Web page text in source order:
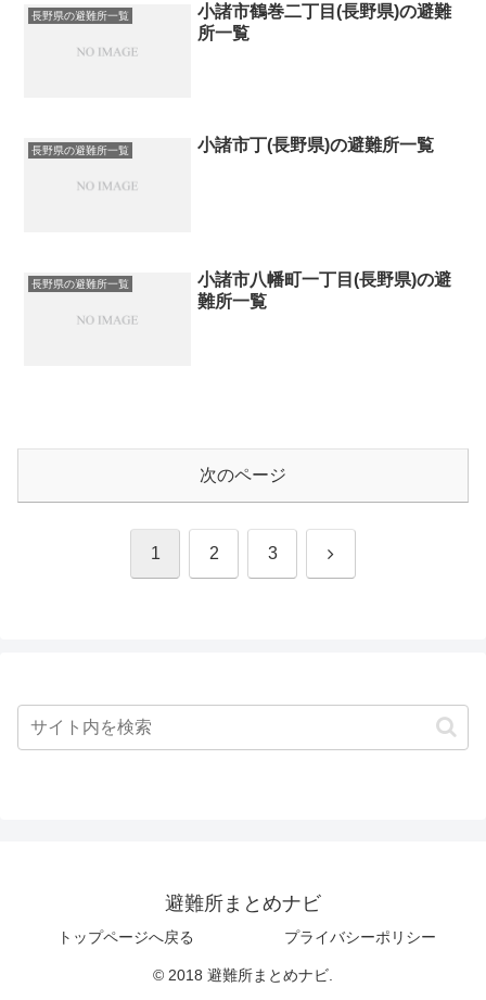
長野県の避難所一覧
小諸市鶴巻二丁目(長野県)の避難
所一覧
長野県の避難所一覧 小諸市丁(長野県)の避難所一覧
長野県の避難所一覧
小諸市八幡町一丁目(長野県)の避
難所一覧
次のページ
1 2 3 次
避難所まとめナビ
トップページへ戻る プライバシーポリシー
© 2018 避難所まとめナビ.